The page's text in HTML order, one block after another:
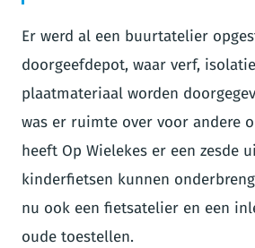
Er werd al een buurtatelier
doorgeefdepot, waar verf,
plaatmateriaal worden
was er ruimte over voor andere
heeft Op Wielekes er een zesde
kinderfietsen kunnen
nu ook een fietsatelier en een
oude toestellen.